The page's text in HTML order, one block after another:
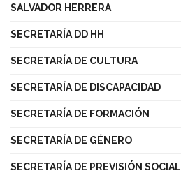
SALVADOR HERRERA
SECRETARÍA DD HH
SECRETARÍA DE CULTURA
SECRETARÍA DE DISCAPACIDAD
SECRETARÍA DE FORMACIÓN
SECRETARÍA DE GÉNERO
SECRETARÍA DE PREVISIÓN SOCIAL